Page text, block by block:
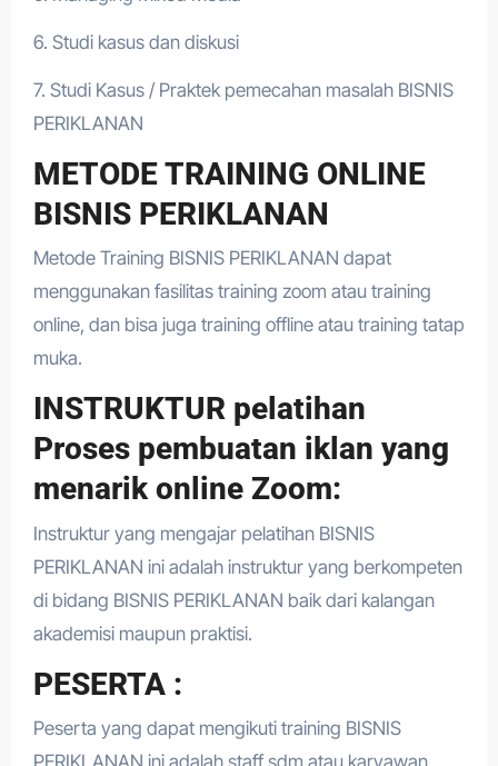
6. Studi kasus dan diskusi
7. Studi Kasus / Praktek pemecahan masalah BISNIS
PERIKLANAN
METODE TRAINING ONLINE
BISNIS PERIKLANAN
Metode Training BISNIS PERIKLANAN dapat
menggunakan fasilitas training zoom atau training
online, dan bisa juga training offline atau training tatap
muka.
INSTRUKTUR pelatihan
Proses pembuatan iklan yang
menarik online Zoom:
Instruktur yang mengajar pelatihan BISNIS
PERIKLANAN ini adalah instruktur yang berkompeten
di bidang BISNIS PERIKLANAN baik dari kalangan
akademisi maupun praktisi.
PESERTA :
Peserta yang dapat mengikuti training BISNIS
PERIKLANAN ini adalah staff sdm atau karyawan